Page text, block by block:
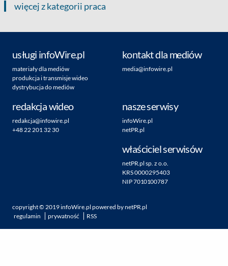
więcej z kategorii praca
usługi infoWire.pl
materiały dla mediów
produkcja i transmisje wideo
dystrybucja do mediów
kontakt dla mediów
media@infowire.pl
redakcja wideo
redakcja@infowire.pl
+48 22 201 32 30
nasze serwisy
infoWire.pl
netPR.pl
właściciel serwisów
netPR.pl sp. z o.o.
KRS 0000295403
NIP 7010100787
copyright ©2019infoWire.pl powered bynetPR.pl
regulamin
prywatność RSS